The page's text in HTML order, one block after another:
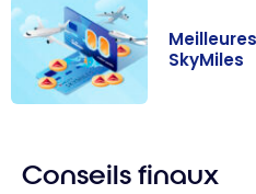
crédit Delta
SkyMiles
Conseils finaux